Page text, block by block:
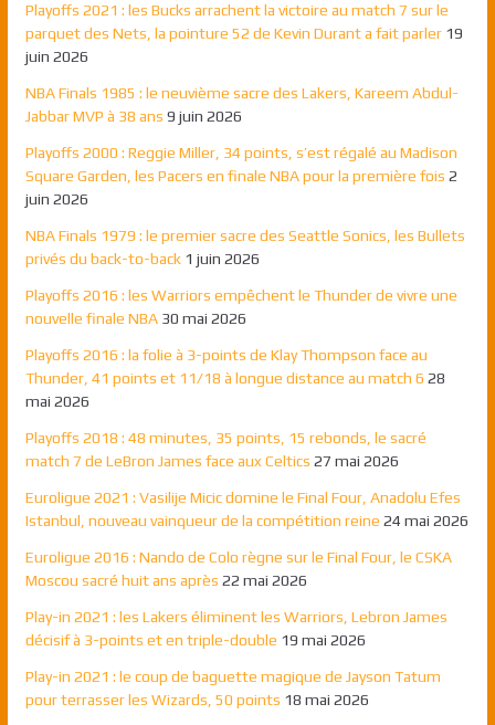
Playoffs 2021 : les Bucks arrachent la victoire au match 7 sur le
parquet des Nets, la pointure 52 de Kevin Durant a fait parler 19
juin 2026
NBA Finals 1985 : le neuvième sacre des Lakers, Kareem Abdul-
Jabbar MVP à 38 ans 9 juin 2026
Playoffs 2000 : Reggie Miller, 34 points, s’est régalé au Madison
Square Garden, les Pacers en finale NBA pour la première fois 2
juin 2026
NBA Finals 1979 : le premier sacre des Seattle Sonics, les Bullets
privés du back-to-back 1 juin 2026
Playoffs 2016 : les Warriors empêchent le Thunder de vivre une
nouvelle finale NBA 30 mai 2026
Playoffs 2016 : la folie à 3-points de Klay Thompson face au
Thunder, 41 points et 11/18 à longue distance au match 6 28
mai 2026
Playoffs 2018 : 48 minutes, 35 points, 15 rebonds, le sacré
match 7 de LeBron James face aux Celtics 27 mai 2026
Euroligue 2021 : Vasilije Micic domine le Final Four, Anadolu Efes
Istanbul, nouveau vainqueur de la compétition reine 24 mai 2026
Euroligue 2016 : Nando de Colo règne sur le Final Four, le CSKA
Moscou sacré huit ans après 22 mai 2026
Play-in 2021 : les Lakers éliminent les Warriors, Lebron James
décisif à 3-points et en triple-double 19 mai 2026
Play-in 2021 : le coup de baguette magique de Jayson Tatum
pour terrasser les Wizards, 50 points 18 mai 2026